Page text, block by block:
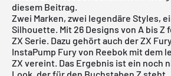
diesem Beitrag.
Zwei Marken, zwei legendäre Styles,
Silhouette. Mit 26 Designs von A bis Z
ZX Serie. Dazu gehört auch der ZX
InstaPump Fury von Reebok mit dem
ZX vereint. Das Ergebnis ist ein noch